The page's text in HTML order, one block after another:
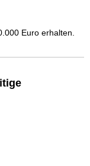
Euro erhalten.